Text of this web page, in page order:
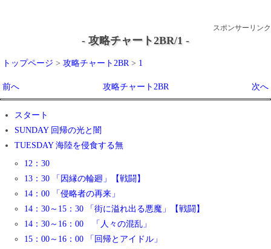
スポンサーリンク
- 攻略チャート2BR/1 -
トップページ > 攻略チャート2BR> 1
前へ 次へ
攻略チャート2BR
スタート
SUNDAY 回帰の光と闇
TUESDAY 海陸を侵食する無
12：30
13：30 「因縁の輪廻」【戦闘】
14：00 「侵略者の再来」
14：30～15：30 「街に溢れ出る悪魔」【戦闘】
14：30～16：00 「人々の混乱」
15：00～16：00 「回帰とアイドル」